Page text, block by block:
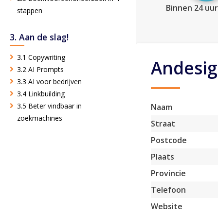
stappen
3. Aan de slag!
3.1 Copywriting
3.2 AI Prompts
3.3 AI voor bedrijven
3.4 Linkbuilding
3.5 Beter vindbaar in
zoekmachines
Binnen 24
Naam
Straat
Postcode
Plaats
Provincie
Telefoon
Website